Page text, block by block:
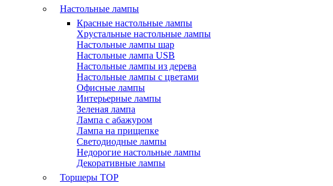
Настольные лампы
Красные настольные лампы
Хрустальные настольные лампы
Настольные лампы шар
Настольные лампа USB
Настольные лампы из дерева
Настольные лампы с цветами
Офисные лампы
Интерьерные лампы
Зеленая лампа
Лампа с абажуром
Лампа на прищепке
Светодиодные лампы
Недорогие настольные лампы
Декоративные лампы
Торшеры TOP